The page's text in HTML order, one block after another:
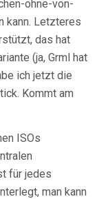
ohne-von-
kann. Letzteres
das hat
(ja, Grml hat
ich jetzt die
Kommt am
ISOs
für jedes
man kann